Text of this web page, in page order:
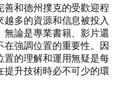
善和德州撲克的受歡迎程
越多的資源和信息被投入
無論是專業書籍、影片還
在強調位置的重要性。因
置的理解和運用無疑是每
提升技術時必不可少的環